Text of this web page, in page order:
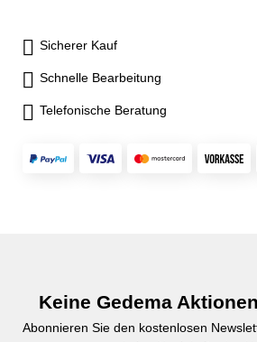
Sicherer Kauf
Schnelle Bearbeitung
Telefonische Beratung
Keine Gedema
Abonnieren Sie den kostenlosen